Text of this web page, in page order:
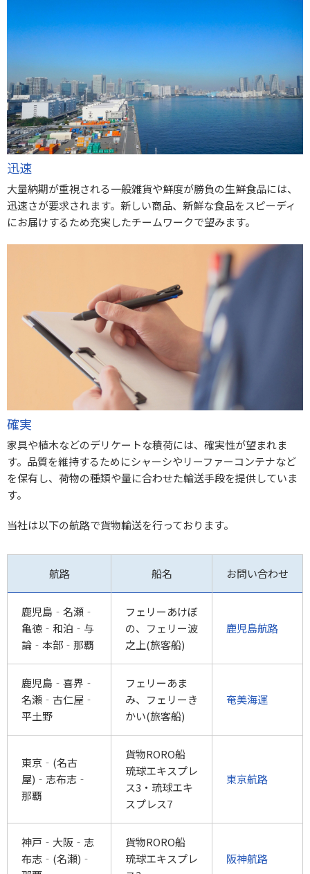
迅速
大量納期が重視される一般雑貨や鮮度が勝負の生鮮食品には、
迅速さが要求されます。新しい商品、新鮮な食品をスピーディ
にお届けするため充実したチームワークで望みます。
確実
家具や植木などのデリケートな積荷には、確実性が望まれま
す。品質を維持するためにシャーシやリーファーコンテナなど
を保有し、荷物の種類や量に合わせた輸送手段を提供していま
す。
当社は以下の航路で貨物輸送を行っております。
航路 船名 お問い合わせ
鹿児島‐名瀬‐
亀徳‐和泊‐与
論‐本部‐那覇
フェリーあけぼ
の、フェリー波
之上(旅客船)
鹿児島航路
鹿児島‐喜界‐
名瀬‐古仁屋‐
平土野
フェリーあま
み、フェリーき
かい(旅客船)
奄美海運
東京‐(名古
屋)‐志布志‐
那覇
貨物RORO船
琉球エキスプレ
ス3・琉球エキ
スプレス7
東京航路
神戸‐大阪‐志
布志‐(名瀬)‐
貨物RORO船
琉球エキスプレ
阪神航路